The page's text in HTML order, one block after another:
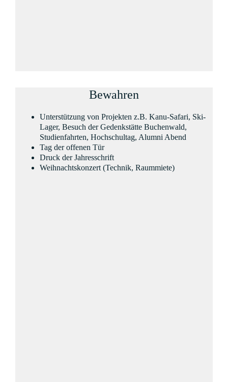
Bewahren
Unterstützung von Projekten z.B. Kanu-Safari, Ski-
Lager, Besuch der Gedenkstätte Buchenwald,
Studienfahrten, Hochschultag, Alumni Abend
Tag der offenen Tür
Druck der Jahresschrift
Weihnachtskonzert (Technik, Raummiete)